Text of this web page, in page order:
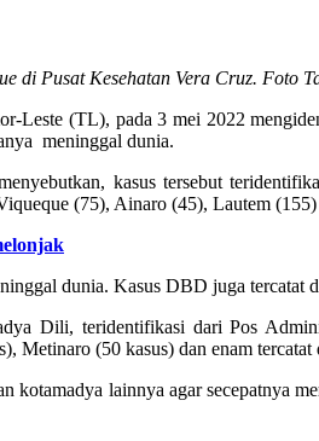
di Pusat Kesehatan Vera Cruz. Foto
Leste (TL), pada 3 mei 2022
meninggal dunia.
kasus tersebut
(75), Ainaro (45), Lautem
dunia. Kasus DBD juga tercatat
Dili, teridentifikasi dari Pos
Metinaro (50 kasus) dan enam tercatat
lainnya agar secepatnya